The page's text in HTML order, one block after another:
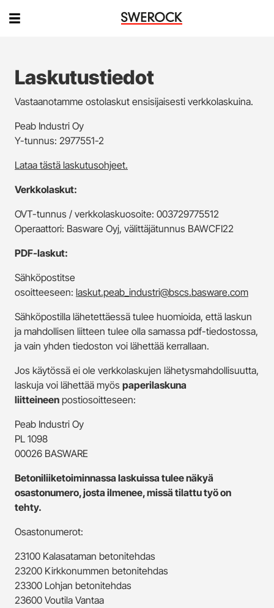
Laskutustiedot
Vastaanotamme ostolaskut ensisijaisesti verkkolaskuina.
Peab Industri Oy
Y-tunnus: 2977551-2
Lataa tästä laskutusohjeet.
Verkkolaskut:
OVT-tunnus / verkkolaskuosoite: 003729775512
Operaattori: Basware Oyj, välittäjätunnus BAWCFI22
PDF-laskut:
Sähköpostitse
osoitteeseen: laskut.peab_industri@bscs.basware.com
Sähköpostilla lähetettäessä tulee huomioida, että laskun
ja mahdollisen liitteen tulee olla samassa pdf-tiedostossa,
ja vain yhden tiedoston voi lähettää kerrallaan.
Jos käytössä ei ole verkkolaskujen lähetysmahdollisuutta,
laskuja voi lähettää myös paperilaskuna
liitteineen postiosoitteseen:
Peab Industri Oy
PL 1098
00026 BASWARE
Betoniliiketoiminnassa laskuissa tulee näkyä
osastonumero, josta ilmenee, missä tilattu työ on
tehty.
Osastonumerot:
23100 Kalasataman betonitehdas
23200 Kirkkonummen betonitehdas
23300 Lohjan betonitehdas
23600 Voutila Vantaa